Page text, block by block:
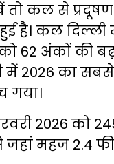
कल से
है। कल
को 62 अंकों की
2026 का सबसे
गया।
फरवरी 2026
महज 2.4